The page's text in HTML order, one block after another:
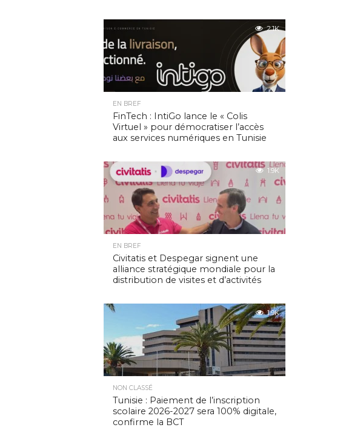
2.1K
EN BREF
FinTech : IntiGo lance le « Colis
Virtuel » pour démocratiser l’accès
aux services numériques en Tunisie
1.9K
EN BREF
Civitatis et Despegar signent une
alliance stratégique mondiale pour la
distribution de visites et d’activités
1.9K
NON CLASSÉ
Tunisie : Paiement de l’inscription
scolaire 2026-2027 sera 100% digitale,
confirme la BCT